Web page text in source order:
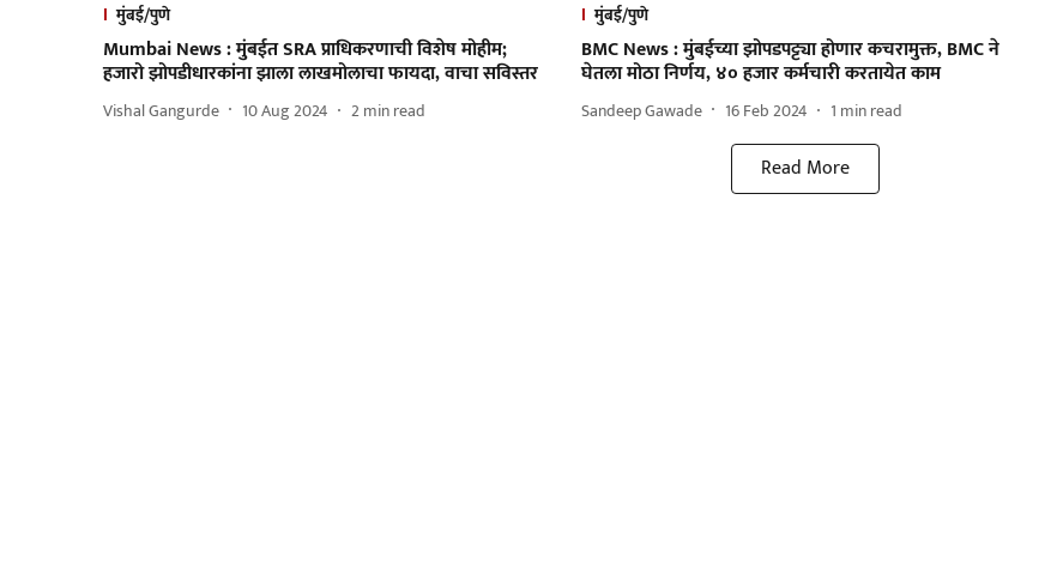
मुंबई/पुणे
Mumbai News : मुंबईत SRA प्राधिकरणाची विशेष मोहीम;
हजारो झोपडीधारकांना झाला लाखमोलाचा फायदा, वाचा सविस्तर
Vishal Gangurde 10 Aug 2024 2min read
मुंबई/पुणे
BMC News : मुंबईच्या झोपडपट्ट्या होणार कचरामुक्त, BMC ने
घेतला मोठा निर्णय, ४० हजार कर्मचारी करतायेत काम
Sandeep Gawade 16 Feb 2024 1 min read
Read More